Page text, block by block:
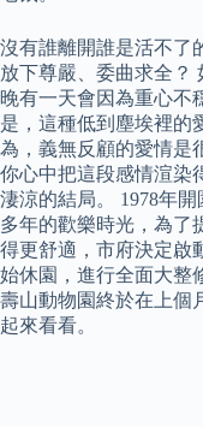
沒有誰離開誰是活不了
放下尊嚴、委曲求全？
晚有一天會因為重心不
是，這種低到塵埃裡的
為，義無反顧的愛情是
你心中把這段感情渲染
淒涼的結局。 1978年
多年的歡樂時光，為了
得更舒適，市府決定啟
始休園，進行全面大整
壽山動物園終於在上個
起來看看。